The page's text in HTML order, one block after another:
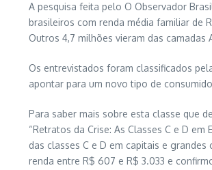
A pesquisa feita pelo O Observador
brasileiros com renda média familiar de
Outros 4,7 milhões vieram das
Os entrevistados foram classificados
apontar para um novo tipo de
Para saber mais sobre esta classe que
“Retratos da Crise: As Classes C e D
das classes C e D em capitais e
renda entre R$ 607 e R$ 3.033 e